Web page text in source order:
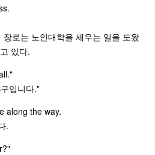
로는 노인대학을 세우는 일을 도왔
있다.
입니다."
along the way.
.